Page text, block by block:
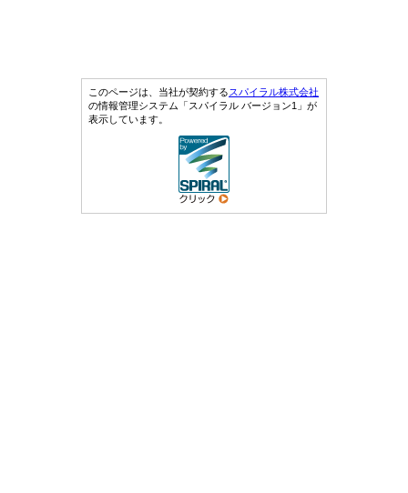
このページは、当社が契約するスパイラル株式会社
の情報管理システム「スパイラル バージョン1」が
表示しています。